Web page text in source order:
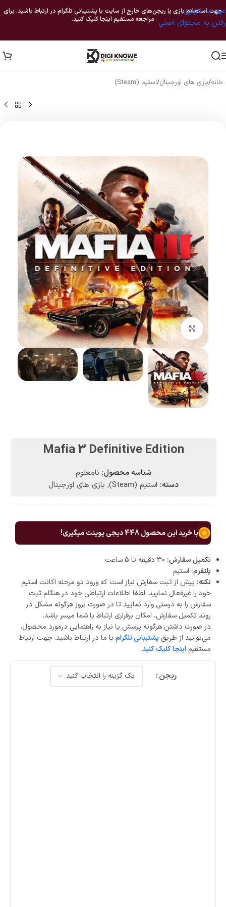
عبور به ناوبری
رفتن به محتوای اصلی
جهت استعلام بازی یا ریجن‌های خارج از سایت با پشتیبانی تلگرام در ارتباط باشید. برای
مراجعه مستقیم اینجا کلیک کنید.
خانه/بازی های اورجینال/استیم (Steam)
بزرگنمایی تصویر
Mafia 3 Definitive Edition
شناسه محصول: نامعلوم
دسته: استیم (Steam) , بازی های اورجینال
با خرید این محصول448دیجی پوینت میگیری!
تکمیل سفارش:
پلتفرم: استیم
نکته: پیش از ثبت سفارش نیاز است که ورود دو مرحله اکانت استیم
خود را غیرفعال نمایید. لطفا اطلاعات ارتباطی خود در هنگام ثبت
سفارش را به درستی وارد نمایید تا در صورت بروز هرگونه مشکل در
روند تکمیل سفارش، امکان برقراری ارتباط با شما میسر باشد.
در صورت داشتن هرگونه پرسش یا نیاز به راهنمایی درمورد محصول،
می‌توانید از طریق پشتیبانی تلگرام با ما در ارتباط باشید. جهت ارتباط
مستقیم اینجا کلیک کنید.
ریجن